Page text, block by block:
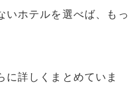
いホテルを選べば、もっ
詳しくまとめていま